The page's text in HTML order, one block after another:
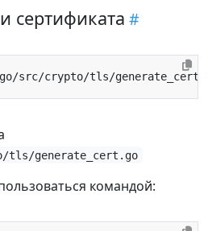
сертификата
src/crypto/tls/
generate_cert.go
командой: